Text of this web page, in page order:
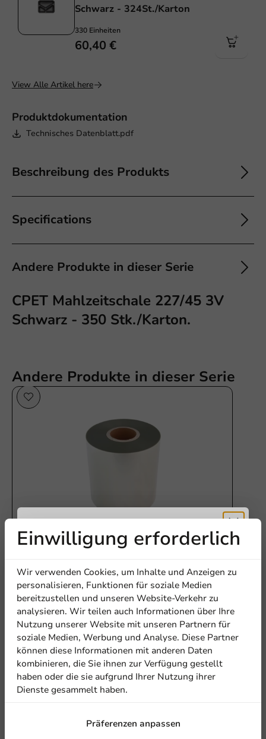
Produktdokumentation
Technisches Datenblatt.pdf
Beschreibung des Produkts
Specifications
Andere Produkte in dieser Serie
Schwarz - 324St./Karton
330 Einheiten
60,40 €
View Alle Artikel here
CPET Mahlzeitschale 227/45 3V
Schwarz - 350 Stk./Karton.
Andere Produkte in dieser Serie
Folie & Verpackung
1 Einheit
72,85 €
Einwilligung erforderlich
Wir verwenden Cookies, um Inhalte und Anzeigen zu
personalisieren, Funktionen für soziale Medien
bereitzustellen und unseren Website-Verkehr zu
analysieren. Wir teilen auch Informationen über Ihre
Nutzung unserer Website mit unseren Partnern für
soziale Medien, Werbung und Analyse. Diese Partner
können diese Informationen mit anderen Daten
kombinieren, die Sie ihnen zur Verfügung gestellt
haben oder die sie aufgrund Ihrer Nutzung ihrer
Dienste gesammelt haben.
Präferenzen anpassen
Erhalten Sie
5% Rabatt
Abonnieren Sie unseren
Newsletter!